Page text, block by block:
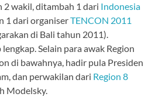
2 wakil, ditambah 1 dari Indonesia
1 dari organiserTENCON 2011
di Bali tahun 2011).
Selain para awak Region
di bawahnya, hadir pula Presiden
dan perwakilan dari Region 8
Modelsky.